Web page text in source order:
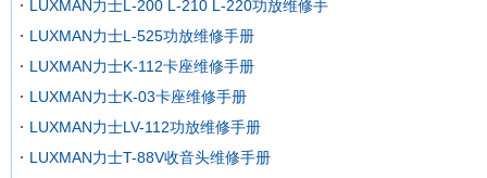
LUXMAN力士L-200 L-210 L-220功放维修手
LUXMAN力士L-525功放维修手册
LUXMAN力士K-112卡座维修手册
LUXMAN力士K-03卡座维修手册
LUXMAN力士LV-112功放维修手册
LUXMAN力士T-88V收音头维修手册